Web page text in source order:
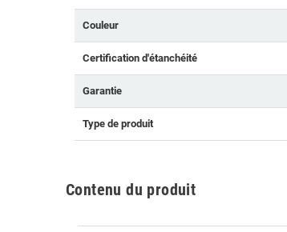
Couleur
Certification d'étanchéité
Garantie
Type de produit
Contenu du produit